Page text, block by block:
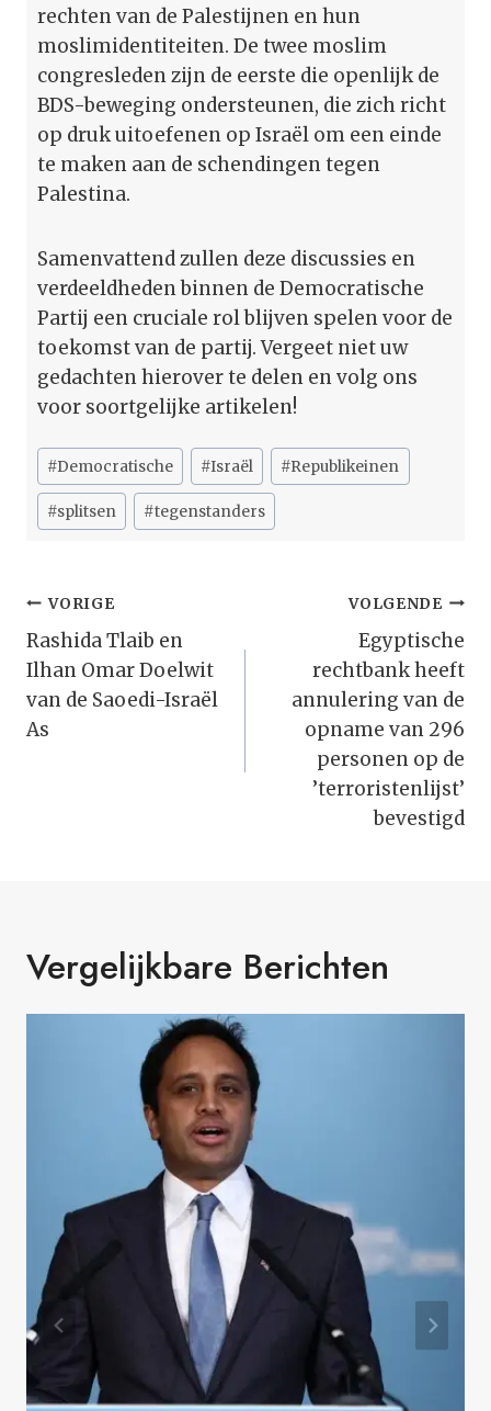
rechten van de Palestijnen en hun
moslimidentiteiten. De twee moslim
congresleden zijn de eerste die openlijk de
BDS-beweging ondersteunen, die zich richt
op druk uitoefenen op Israël om een einde
te maken aan de schendingen tegen
Palestina.
Samenvattend zullen deze discussies en
verdeeldheden binnen de Democratische
Partij een cruciale rol blijven spelen voor de
toekomst van de partij. Vergeet niet uw
gedachten hierover te delen en volg ons
voor soortgelijke artikelen!
Bericht
tags:
#Democratische #Israël #Republikeinen
#splitsen #tegenstanders
Bericht
Navigatie
VORIGE
Rashida Tlaib en
Ilhan Omar Doelwit
van de Saoedi-Israël
As
VOLGENDE
Egyptische
rechtbank heeft
annulering van de
opname van 296
personen op de
’terroristenlijst’
bevestigd
Vergelijkbare Berichten